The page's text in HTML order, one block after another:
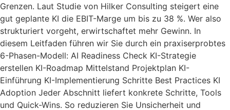
Grenzen. Laut Studie von Hilker Consulting steigert eine
gut geplante KI die EBIT-Marge um bis zu 38 %. Wer also
strukturiert vorgeht, erwirtschaftet mehr Gewinn. In
diesem Leitfaden führen wir Sie durch ein praxis­erprobtes
6-Phasen-Modell: AI Readiness Check KI-Strategie
erstellen KI-Roadmap Mittelstand Projektplan KI-
Einführung KI-Implementierung Schritte Best Practices KI
Adoption Jeder Abschnitt liefert konkrete Schritte, Tools
und Quick-Wins. So reduzieren Sie Unsicherheit und